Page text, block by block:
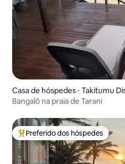
Casa de hóspedes ⋅ Takitumu
Bangalô na praia de Tarani
Entre os melhores preferidos
Preferido dos hóspedes